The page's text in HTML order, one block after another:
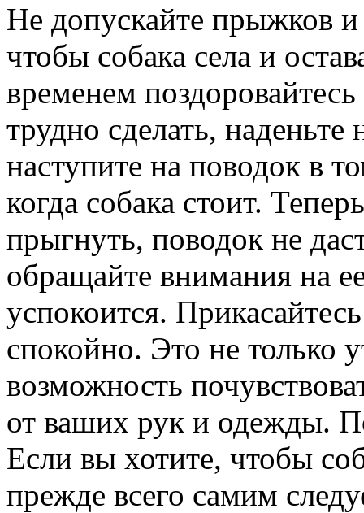
Не допускайте прыжков и
чтобы собака села и
временем
трудно сделать,
наступите на поводок в
когда собака стоит.
прыгнуть, поводок не
обращайте внимания на
успокоится.
спокойно. Это не только
возможность
от ваших рук и одежды.
Если вы хотите, чтобы
прежде всего самим